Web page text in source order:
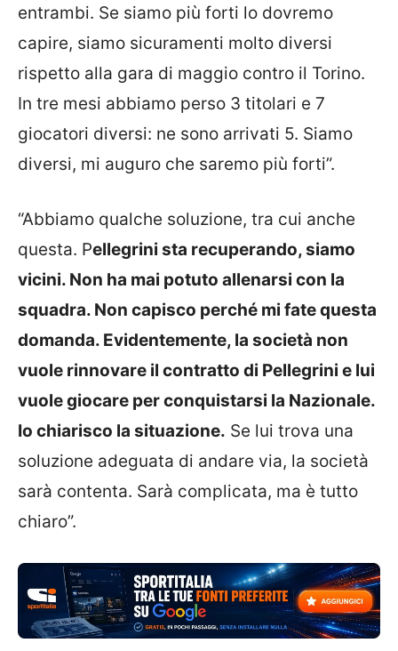
entrambi. Se siamo più forti lo dovremo
capire, siamo sicuramenti molto diversi
rispetto alla gara di maggio contro il Torino.
In tre mesi abbiamo perso 3 titolari e 7
giocatori diversi: ne sono arrivati 5. Siamo
diversi, mi auguro che saremo più forti”.
“Abbiamo qualche soluzione, tra cui anche
questa. Pellegrini sta recuperando, siamo
vicini. Non ha mai potuto allenarsi con la
squadra. Non capisco perché mi fate questa
domanda. Evidentemente, la società non
vuole rinnovare il contratto di Pellegrini e lui
vuole giocare per conquistarsi la Nazionale.
Io chiarisco la situazione. Se lui trova una
soluzione adeguata di andare via, la società
sarà contenta. Sarà complicata, ma è tutto
chiaro”.